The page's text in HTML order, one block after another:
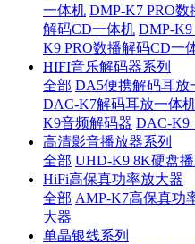
一体机 DMP-K7 PRO
解码CD一体机 DMP-
K9 PRO数播解码CD一
HIFI音乐解码器系列
全部 DA5便携解码耳放
DAC-K7解码耳放一体
K9音频解码器 DAC-K9
高清影音播放器系列
全部 UHD-K9 8K硬盘
HiFi高保真功率放大器
全部 AMP-K7高保真功
大器
单晶银线系列